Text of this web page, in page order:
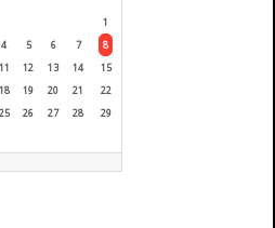
1
4 5 6 7
8
11 12 13 14
15
18 19 20 21
22
25 26 27 28
29